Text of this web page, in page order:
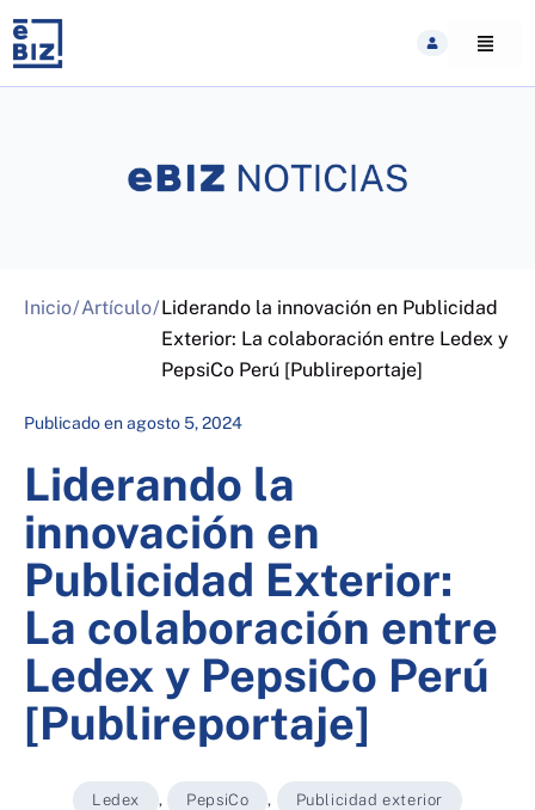
content
Inicio/Artículo/Liderando la innovación en Publicidad
Exterior: La colaboración entre Ledex y
PepsiCo Perú [Publireportaje]
Publicado enagosto 5, 2024
Liderando la
innovación en
Publicidad Exterior:
La colaboración entre
Ledex y PepsiCo Perú
[Publireportaje]
Ledex , PepsiCo , Publicidad exterior